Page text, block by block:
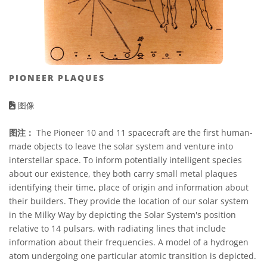
PIONEER PLAQUES
图像
图注： The Pioneer 10 and 11 spacecraft are the first human-
made objects to leave the solar system and venture into
interstellar space. To inform potentially intelligent species
about our existence, they both carry small metal plaques
identifying their time, place of origin and information about
their builders. They provide the location of our solar system
in the Milky Way by depicting the Solar System's position
relative to 14 pulsars, with radiating lines that include
information about their frequencies. A model of a hydrogen
atom undergoing one particular atomic transition is depicted.